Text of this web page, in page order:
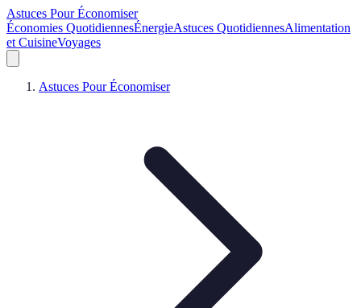
Astuces Pour Économiser
Économies QuotidiennesÉnergieAstuces QuotidiennesAlimentation
et CuisineVoyages
Astuces Pour Économiser